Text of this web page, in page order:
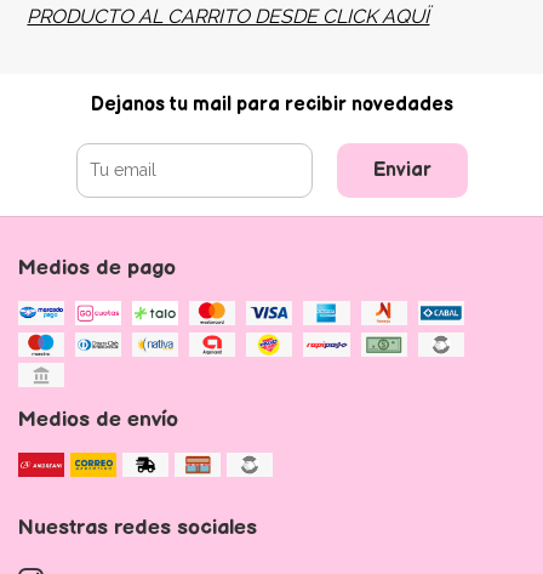
PRODUCTO AL CARRITO DESDE CLICK AQUÏ
Dejanos tu mail para recibir novedades
Enviar
Medios de pago
Medios de envío
Nuestras redes sociales